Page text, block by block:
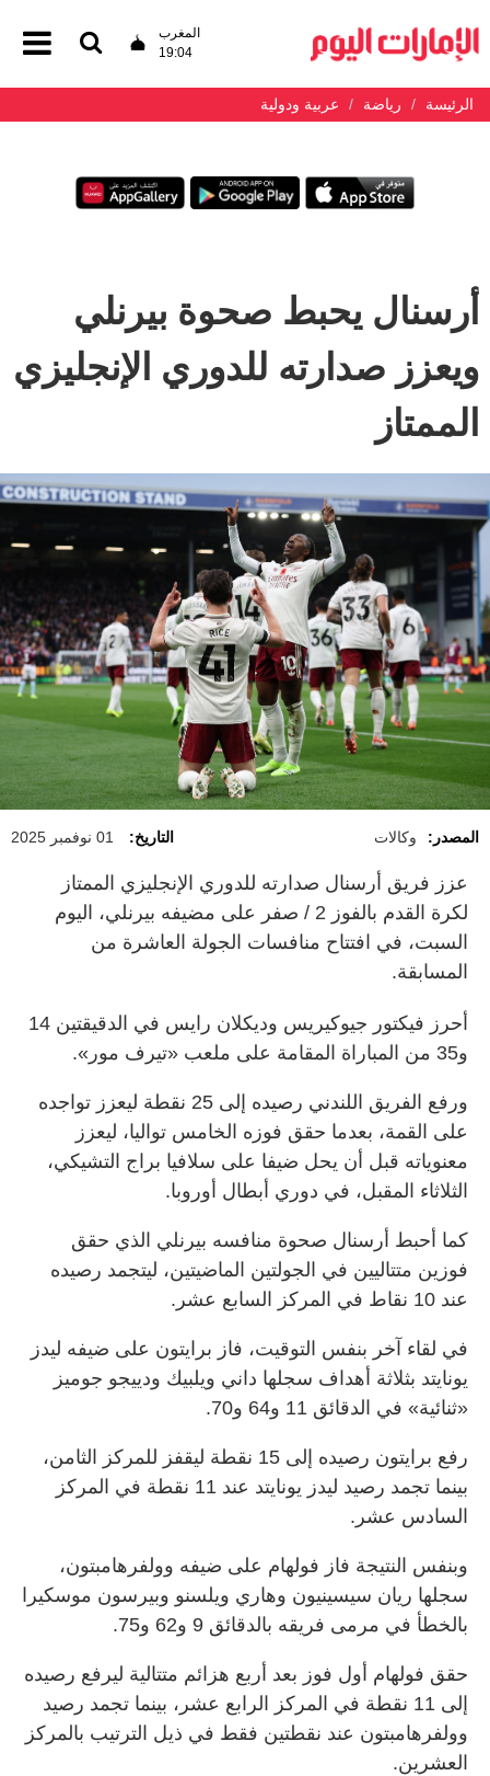
المغرب
19:04
الرئيسة رياضة عربية ودولية
أرسنال يحبط صحوة بيرنلي
ويعزز صدارته للدوري الإنجليزي
الممتاز
المصدر: وكالات التاريخ: 01 نوفمبر 2025
عزز فريق أرسنال صدارته للدوري الإنجليزي الممتاز
لكرة القدم بالفوز 2 / صفر على مضيفه بيرنلي، اليوم
السبت، في افتتاح منافسات الجولة العاشرة من
المسابقة.
أحرز فيكتور جيوكيريس وديكلان رايس في الدقيقتين 14
و35 من المباراة المقامة على ملعب «تيرف مور».
ورفع الفريق اللندني رصيده إلى 25 نقطة ليعزز تواجده
على القمة، بعدما حقق فوزه الخامس تواليا، ليعزز
معنوياته قبل أن يحل ضيفا على سلافيا براج التشيكي،
الثلاثاء المقبل، في دوري أبطال أوروبا.
كما أحبط أرسنال صحوة منافسه بيرنلي الذي حقق
فوزين متتاليين في الجولتين الماضيتين، ليتجمد رصيده
عند 10 نقاط في المركز السابع عشر.
في لقاء آخر بنفس التوقيت، فاز برايتون على ضيفه ليدز
يونايتد بثلاثة أهداف سجلها داني ويلبيك ودييجو جوميز
«ثنائية» في الدقائق 11 و64 و70.
رفع برايتون رصيده إلى 15 نقطة ليقفز للمركز الثامن،
بينما تجمد رصيد ليدز يونايتد عند 11 نقطة في المركز
السادس عشر.
وبنفس النتيجة فاز فولهام على ضيفه وولفرهامبتون،
سجلها ريان سيسينيون وهاري ويلسنو وبيرسون موسكيرا
بالخطأ في مرمى فريقه بالدقائق 9 و62 و75.
حقق فولهام أول فوز بعد أربع هزائم متتالية ليرفع رصيده
إلى 11 نقطة في المركز الرابع عشر، بينما تجمد رصيد
وولفرهامبتون عند نقطتين فقط في ذيل الترتيب بالمركز
العشرين.